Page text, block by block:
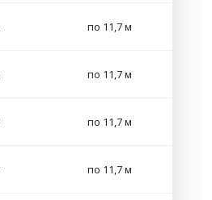
по 11,7 м
по 11,7 м
по 11,7 м
по 11,7 м